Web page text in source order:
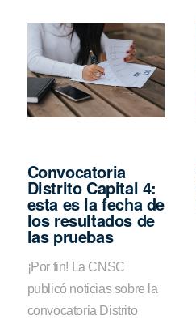
Convocatoria
Distrito Capital 4:
esta es la fecha de
los resultados de
las pruebas
¡Por fin! La CNSC
publicó noticias sobre la
convocatoria Distrito